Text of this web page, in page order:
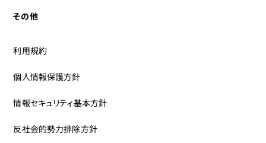
その他
利用規約
個人情報保護方針
情報セキュリティ基本方針
反社会的勢力排除方針